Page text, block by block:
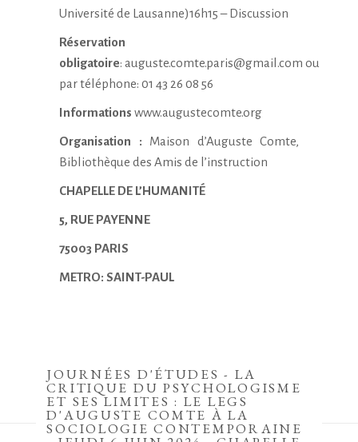
Université de Lausanne)16h15 – Discussion
Réservation
obligatoire: auguste.comte.paris@gmail.com ou
par téléphone: 01 43 26 08 56
Informations www.augustecomte.org
Organisation : Maison d’Auguste Comte,
Bibliothèque des Amis de l’instruction
CHAPELLE DE L’HUMANITÉ
5, RUE PAYENNE
75003 PARIS
METRO: SAINT-PAUL
JOURNÉES D'ÉTUDES - LA
CRITIQUE DU PSYCHOLOGISME
ET SES LIMITES : LE LEGS
D'AUGUSTE COMTE À LA
SOCIOLOGIE CONTEMPORAINE